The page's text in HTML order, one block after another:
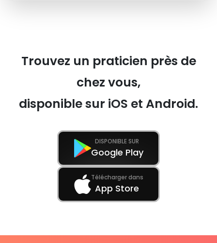
Trouvez un praticien près de
chez vous,
disponible sur iOS et Android.
DISPONIBLE SUR
Google Play
Télécharger dans
App Store